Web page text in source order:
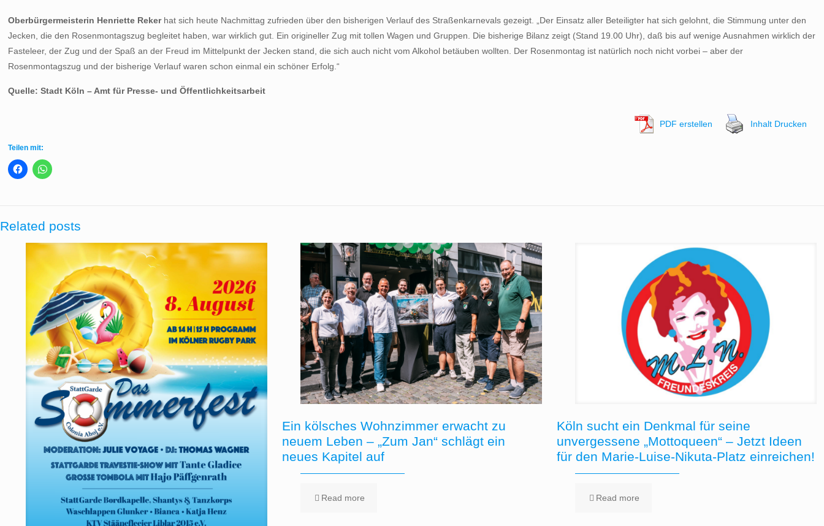
Oberbürgermeisterin Henriette Reker hat sich heute Nachmittag zufrieden über den bisherigen Verlauf des Straßenkarnevals gezeigt. „Der Einsatz aller Beteiligter hat sich gelohnt, die Stimmung unter den
Jecken, die den Rosenmontagszug begleitet haben, war wirklich gut. Ein origineller Zug mit tollen Wagen und Gruppen. Die bisherige Bilanz zeigt (Stand 19.00 Uhr), daß bis auf wenige Ausnahmen wirklich der
Fasteleer, der Zug und der Spaß an der Freud im Mittelpunkt der Jecken stand, die sich auch nicht vom Alkohol betäuben wollten. Der Rosenmontag ist natürlich noch nicht vorbei – aber der
Rosenmontagszug und der bisherige Verlauf waren schon einmal ein schöner Erfolg.“
Quelle: Stadt Köln – Amt für Presse- und Öffentlichkeitsarbeit
PDF erstellen Inhalt Drucken
Teilen mit:
Related posts
Ein kölsches Wohnzimmer erwacht zu
neuem Leben – „Zum Jan“ schlägt ein
neues Kapitel auf
Read more
Köln sucht ein Denkmal für seine
unvergessene „Mottoqueen“ – Jetzt Ideen
für den Marie-Luise-Nikuta-Platz einreichen!
Read more